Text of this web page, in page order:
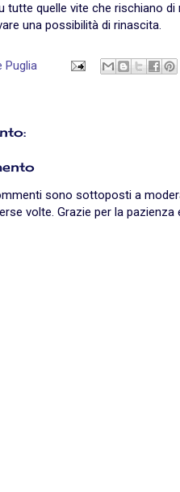
tutte quelle vite che rischiano
una possibilità di rinascita.
Puglia
sono sottoposti a
volte. Grazie per la pazienza